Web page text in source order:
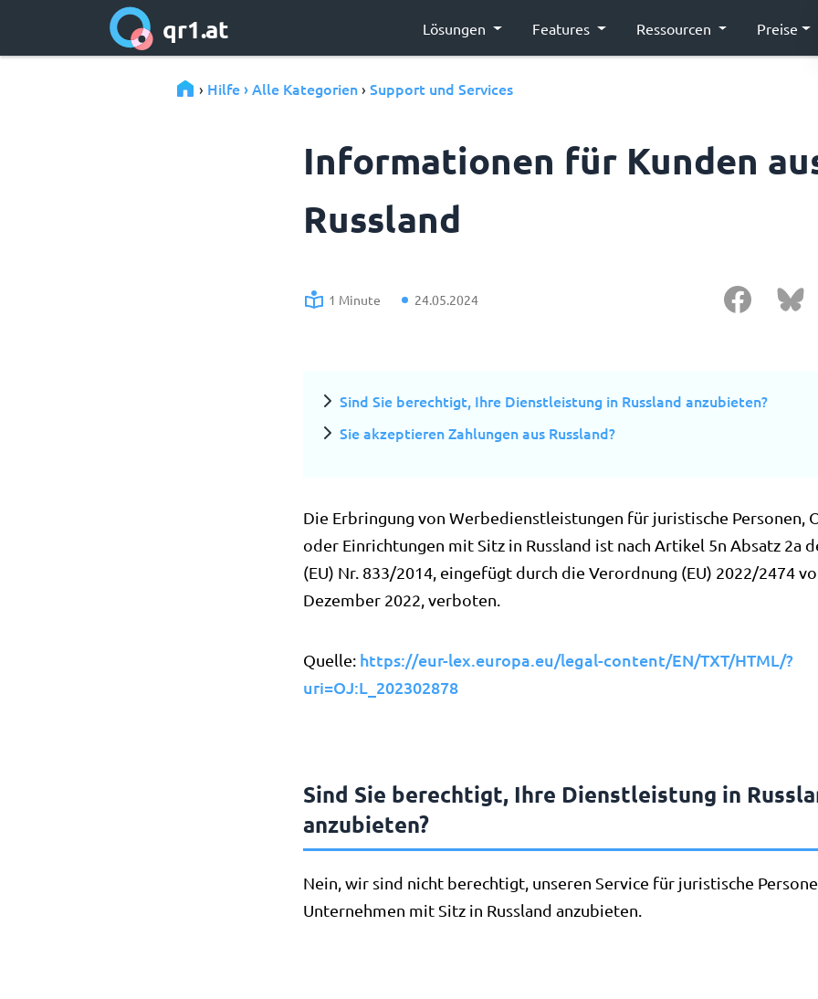
qr1.at Lösungen Features Ressourcen Preise
› Hilfe › Alle Kategorien › Support und Services
Informationen für Kunden
Russland
1 Minute 24.05.2024
Sind Sie berechtigt, Ihre Dienstleistung in Russland anzubieten?
Sie akzeptieren Zahlungen aus Russland?
Die Erbringung von Werbedienstleistungen für juristische Personen,
oder Einrichtungen mit Sitz in Russland ist nach Artikel 5n Absatz 2a
(EU) Nr. 833/2014, eingefügt durch die Verordnung (EU) 2022/2474
Dezember 2022, verboten.
Quelle: https://eur-lex.europa.eu/legal-content/EN/TXT/HTML/?
uri=OJ:L_202302878
Sind Sie berechtigt, Ihre Dienstleistung in
anzubieten?
Nein, wir sind nicht berechtigt, unseren Service für juristische
Unternehmen mit Sitz in Russland anzubieten.